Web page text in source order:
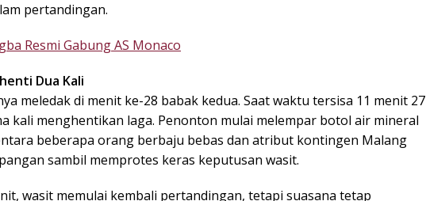
pertandingan.
Resmi Gabung AS Monaco
Dua Kali
meledak di menit ke-28 babak kedua. Saat waktu tersisa 11 menit 27
kali menghentikan laga. Penonton mulai melempar botol air mineral
beberapa orang berbaju bebas dan atribut kontingen Malang
sambil memprotes keras keputusan wasit.
wasit memulai kembali pertandingan, tetapi suasana tetap